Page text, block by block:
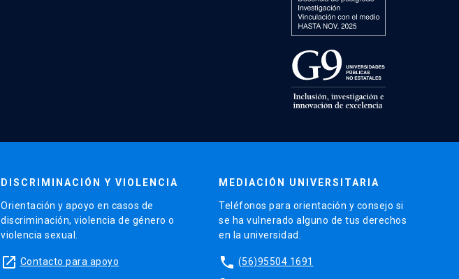
DISCRIMINACIÓN Y VIOLENCIA
Orientación y apoyo en casos de
discriminación, violencia de género o
violencia sexual.
launch Contacto para apoyo
MEDIACIÓN UNIVERSITARIA
Teléfonos para orientación y consejo si
se ha vulnerado alguno de tus derechos
en la universidad.
phone (56)95504 1691